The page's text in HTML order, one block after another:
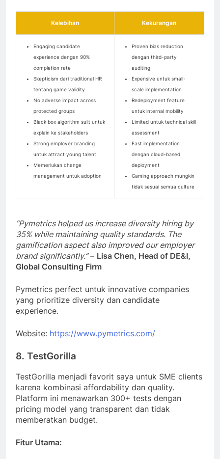
Kelebihan Kekurangan
Engaging candidate
experience dengan 90%
completion rate
Skepticism dari traditional HR
tentang game validity
No adverse impact across
protected groups
Black box algorithm sulit untuk
explain ke stakeholders
Strong employer branding
untuk attract young talent
Memerlukan change
management untuk adoption
Proven bias reduction
dengan third-party
auditing
Expensive untuk small-
scale implementation
Redeployment feature
untuk internal mobility
Limited untuk technical skill
assessment
Fast implementation
dengan cloud-based
deployment
Gaming approach mungkin
tidak sesuai semua culture
“Pymetrics helped us increase diversity hiring by
35% while maintaining quality standards. The
gamification aspect also improved our employer
brand significantly.”– Lisa Chen, Head of DE&I,
Global Consulting Firm
Pymetrics perfect untuk innovative companies
yang prioritize diversity dan candidate
experience.
Website: https://www.pymetrics.com/
8. TestGorilla
TestGorilla menjadi favorit saya untuk SME clients
karena kombinasi affordability dan quality.
Platform ini menawarkan 300+ tests dengan
pricing model yang transparent dan tidak
memberatkan budget.
Fitur Utama: